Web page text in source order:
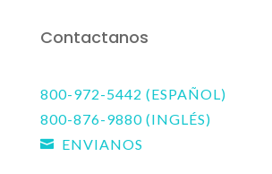
Contactanos
800-972-5442 (ESPAÑOL)
800-876-9880 (INGLÉS)
 ENVIANOS